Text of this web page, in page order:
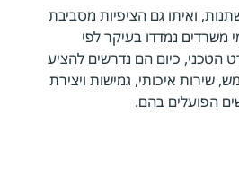
ואיתו גם הציפיות מסביבת
נמדדו בעיקר לפי
הטכני, כיום הם נדרשים להציע
שירות איכותי, גמישות ויצירת
הפועלים בהם.